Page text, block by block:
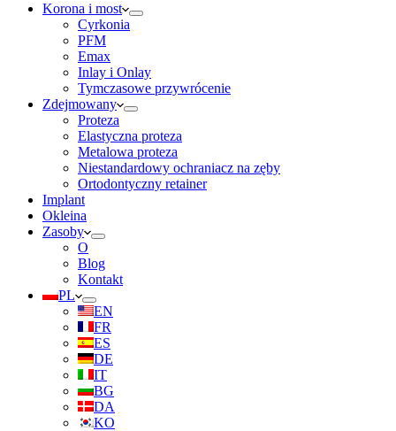
Korona i most
Cyrkonia
PFM
Emax
Inlay i Onlay
Tymczasowe przywrócenie
Zdejmowany
Proteza
Elastyczna proteza
Metalowa proteza
Niestandardowy ochraniacz na zęby
Ortodontyczny retainer
Implant
Okleina
Zasoby
O
Blog
Kontakt
PL
EN
FR
ES
DE
IT
BG
DA
KO